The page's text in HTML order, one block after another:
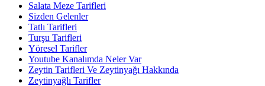
Salata Meze Tarifleri
Sizden Gelenler
Tatlı Tarifleri
Turşu Tarifleri
Yöresel Tarifler
Youtube Kanalımda Neler Var
Zeytin Tarifleri Ve Zeytinyağı Hakkında
Zeytinyağlı Tarifler